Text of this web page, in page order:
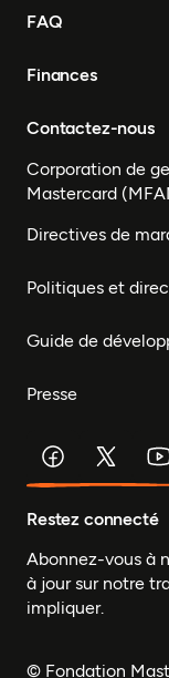
FAQ
Finances
Contactez-nous
Corporation de
Mastercard
Directives de
Politiques et
Guide de
Presse
Restez connecté
Abonnez-vous à
à jour sur notre
impliquer.
© Fondation